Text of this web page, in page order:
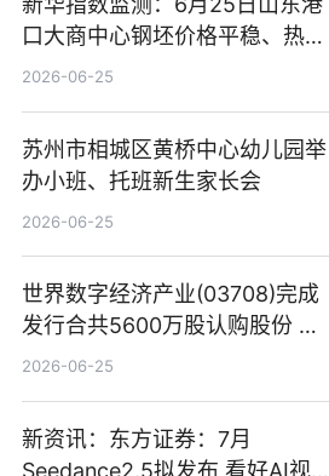
口大商中心钢坯价格平稳、热轧
C料价格微幅下跌
2026-06-25
苏州市相城区黄桥中心幼儿园举
办小班、托班新生家长会
2026-06-25
世界数字经济产业(03708)完成
发行合共5600万股认购股份 净
筹约1007万港元 独家焦点
2026-06-25
新资讯：东方证券：7月
Seedance2.5拟发布 看好AI视频